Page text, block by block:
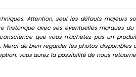
Attention, seul les défauts majeurs
avec ses éventuelles marques du
que vous n'achetez pas un
de bien regarder les photos disponibles
vous aurez la possibilité de nous